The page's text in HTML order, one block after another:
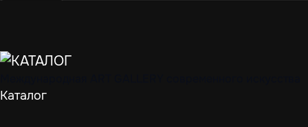
Каталог